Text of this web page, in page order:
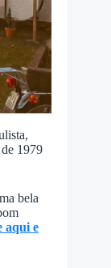
1979
bela
aqui e